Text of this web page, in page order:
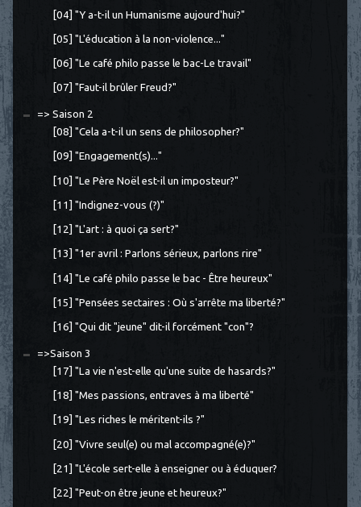
[04] "Y a-t-il un Humanisme aujourd'hui?"
[05] "L'éducation à la non-violence..."
[06] "Le café philo passe le bac-Le travail"
[07] "Faut-il brûler Freud?"
=> Saison 2
[08] "Cela a-t-il un sens de philosopher?"
[09] "Engagement(s)..."
[10] "Le Père Noël est-il un imposteur?"
[11] "Indignez-vous (?)"
[12] "L'art : à quoi ça sert?"
[13] "1er avril : Parlons sérieux, parlons rire"
[14] "Le café philo passe le bac - Être heureux"
[15] "Pensées sectaires : Où s'arrête ma liberté?"
[16] "Qui dit "jeune" dit-il forcément "con"?
=>Saison 3
[17] "La vie n'est-elle qu'une suite de hasards?"
[18] "Mes passions, entraves à ma liberté"
[19] "Les riches le méritent-ils ?"
[20] "Vivre seul(e) ou mal accompagné(e)?"
[21] "L'école sert-elle à enseigner ou à éduquer?
[22] "Peut-on être jeune et heureux?"